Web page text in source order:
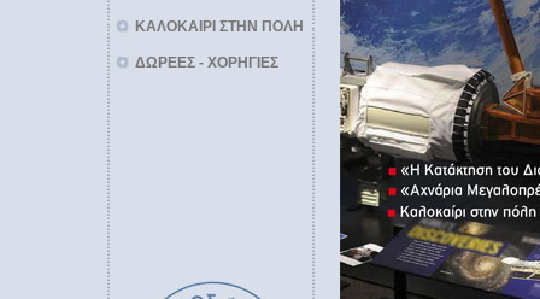
ΚΑΛΟΚΑΙΡΙ ΣΤΗΝ ΠΟΛΗ
ΔΩΡΕΕΣ - ΧΟΡΗΓΙΕΣ